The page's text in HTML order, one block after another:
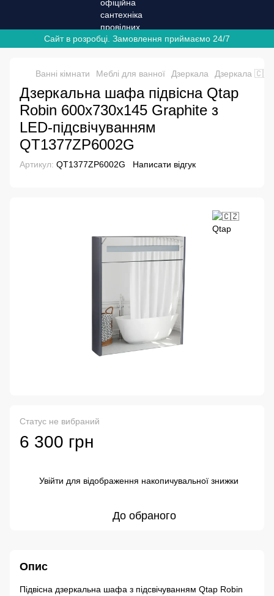
Сайт в розробці. Замовлення приймаємо 24/7
Ванні кімнати Меблі для ванної Дзеркала Дзеркала
Дзеркальна шафа підвісна Qtap
Robin 600х730х145 Graphite з
LED-підсвічуванням
QT1377ZP6002G
Артикул: QT1377ZP6002G Написати відгук
Статус не вибраний
6 300 грн
Увійти для відображення накопичувальної знижки
До обраного
Опис
Підвісна дзеркальна шафа з підсвічуванням Qtap Robin